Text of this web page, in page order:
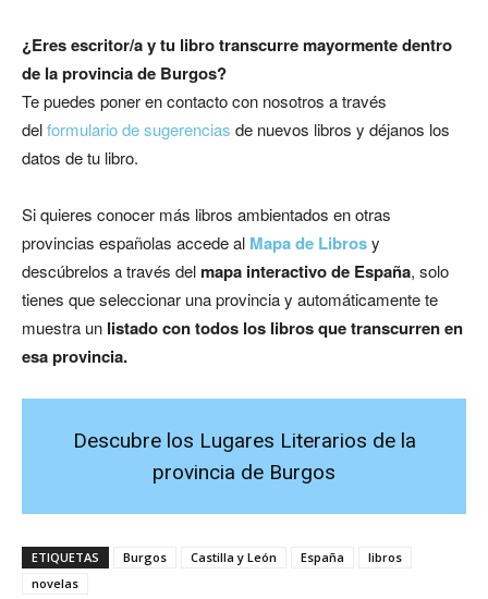
¿Eres escritor/a y tu libro transcurre mayormente dentro
de la provincia de Burgos?
Te puedes poner en contacto con nosotros a través
delformulario de sugerencias de nuevos libros y déjanos los
datos de tu libro.
Si quieres conocer más libros ambientados en otras
provincias españolas accede al Mapa de Librosy
descúbrelos a través delmapa interactivo de España, solo
tienes que seleccionar una provincia y automáticamente te
muestra un listado con todos los libros que transcurren en
esa provincia.
Descubre los Lugares Literarios de la
provincia de Burgos
ETIQUETAS Burgos Castilla y León España
libros
novelas